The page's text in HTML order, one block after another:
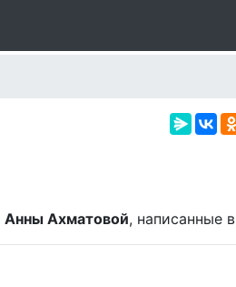
Анны Ахматовой, написанные в